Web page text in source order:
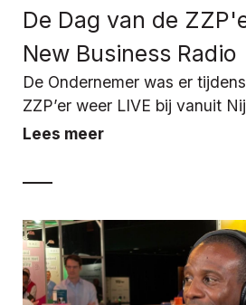
De Dag van de
New Business Radio
De Ondernemer was er
ZZP’er weer LIVE bij vanuit
Lees meer